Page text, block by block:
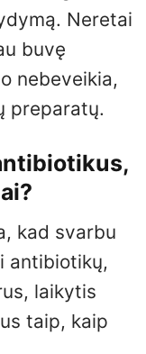
Neretai
buvę
nebeveikia,
preparatų.
kad svarbu
antibiotikų,
laikytis
taip, kaip